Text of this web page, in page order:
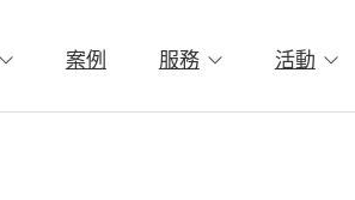
案例 服務 活動